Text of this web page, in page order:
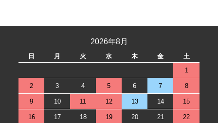
2026年8月
日 月 火 水 木 金
土
1
2 3 4 5 6 7 8
9 10 11 12 13 14 15
16 17 18 19 20 21 22